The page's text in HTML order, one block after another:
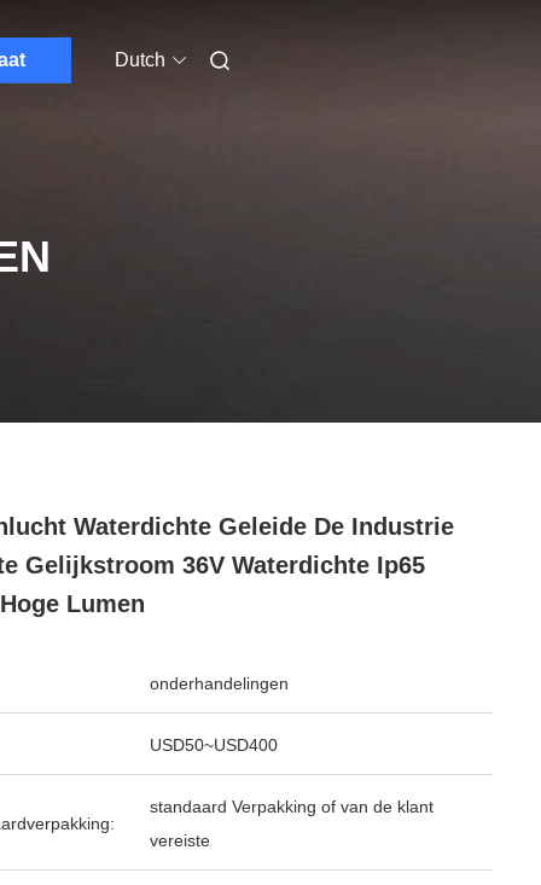
Dutch
Waterdichte Geleide De Industrie
Gelijkstroom 36V Waterdichte Ip65
Lumen
onderhandelingen
USD50~USD400
standaard Verpakking of van de klant
vereiste